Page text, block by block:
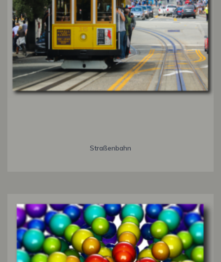
Straßenbahn